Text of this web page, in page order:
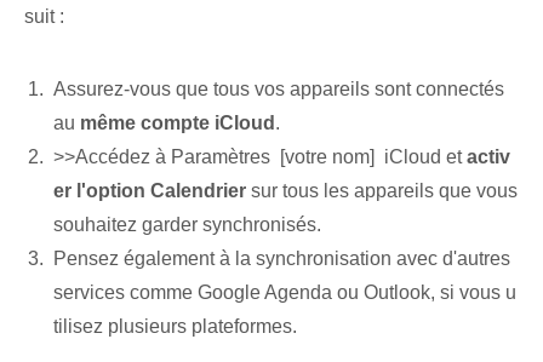
suit :
Assurez-vous que tous vos appareils sont connectés
au même compte iCloud .
>>Accédez à Paramètres ‌ [votre nom] ⁣ iCloud etactiv
er l'option Calendrier sur tous⁢ les appareils que vous
souhaitez⁢ garder synchronisés.
Pensez également à la synchronisation avec d'autres
services comme Google Agenda ou Outlook, si vous u
tilisez plusieurs plateformes.